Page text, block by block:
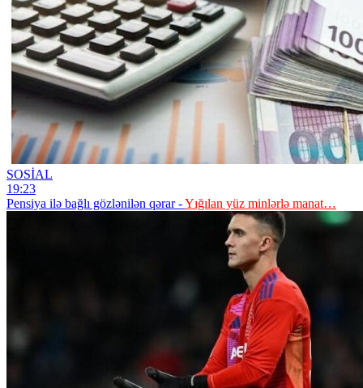
SOSİAL
19:23
Pensiya ilə bağlı gözlənilən qərar -Yığılan yüz minlərlə manat…